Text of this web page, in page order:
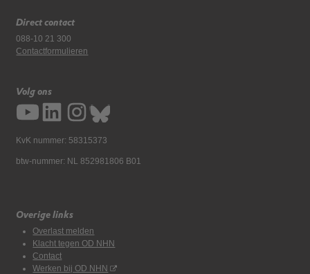
Direct contact
088-10 21 300
Contactformulieren
Volg ons
KvK nummer: 58315373
btw-nummer: NL 852981806 B01
Overige links
Overlast melden
Klacht tegen OD NHN
Contact
Werken bij OD NHN